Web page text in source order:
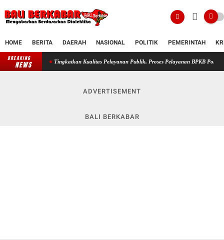
HOME BERITA DAERAH NASIONAL POLITIK PEMERINTAH
BREAKING
NEWS
Tingkatkan Kualitas Pelayanan Publik, Proses Pelayanan BPKB Polres Karangasem
ADVERTISEMENT
BALI BERKABAR